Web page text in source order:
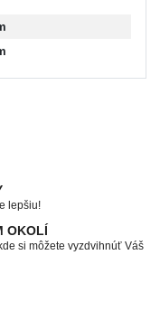
lepšiu!
OKOLÍ
si môžete vyzdvihnúť Váš